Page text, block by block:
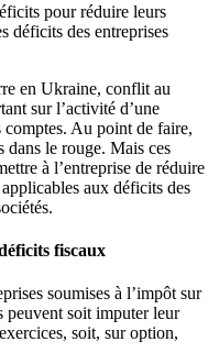
pour réduire leurs
déficits des entreprises
en Ukraine, conflit au
sur l’activité d’une
comptes. Au point de faire,
dans le rouge. Mais ces
à l’entreprise de réduire
aux déficits des
fiscaux
soumises à l’impôt sur
peuvent soit imputer leur
soit, sur option,